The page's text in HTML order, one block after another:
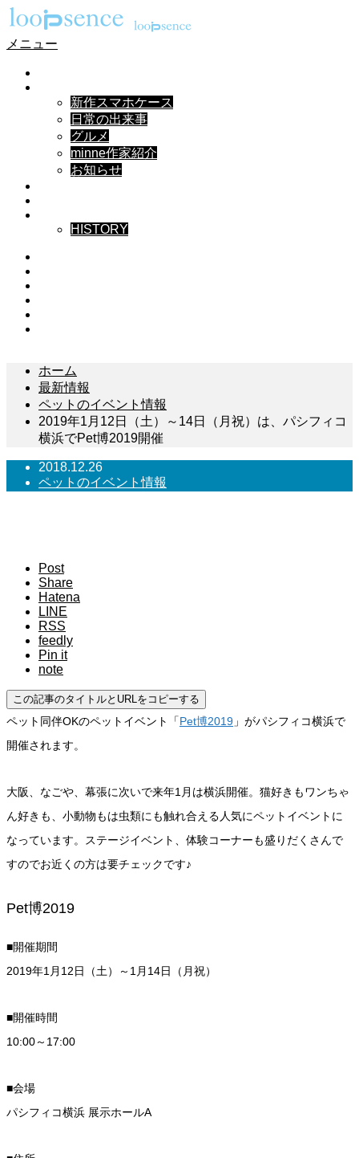
メニュー
新作スマホケース
日常の出来事
グルメ
minne作家紹介
お知らせ
HISTORY
ホーム
最新情報
ペットのイベント情報
2019年1月12日（土）～14日（月祝）は、パシフィコ
横浜でPet博2019開催
2018.12.26
ペットのイベント情報
Post
Share
Hatena
LINE
RSS
feedly
Pin it
note
この記事のタイトルとURLをコピーする
ペット同伴OKのペットイベント「Pet博2019 」がパシフィコ横浜で
開催されます。
大阪、なごや、幕張に次いで来年1月は横浜開催。猫好きもワンちゃ
ん好きも、小動物もは虫類にも触れ合える人気にペットイベントに
なっています。ステージイベント、体験コーナーも盛りだくさんで
すのでお近くの方は要チェックです♪
Pet博2019
■開催期間
2019年1月12日（土）～1月14日（月祝）
■開催時間
10:00～17:00
■会場
パシフィコ横浜 展示ホールA